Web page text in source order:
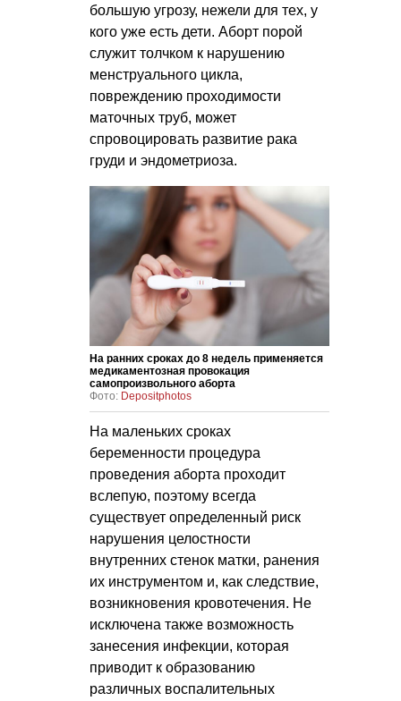
большую угрозу, нежели для тех, у
кого уже есть дети. Аборт порой
служит толчком к нарушению
менструального цикла,
повреждению проходимости
маточных труб, может
спровоцировать развитие рака
груди и эндометриоза.
На ранних сроках до 8 недель применяется
медикаментозная провокация
самопроизвольного аборта
Фото: Depositphotos
На маленьких сроках
беременности процедура
проведения аборта проходит
вслепую, поэтому всегда
существует определенный риск
нарушения целостности
внутренних стенок матки, ранения
их инструментом и, как следствие,
возникновения кровотечения. Не
исключена также возможность
занесения инфекции, которая
приводит к образованию
различных воспалительных